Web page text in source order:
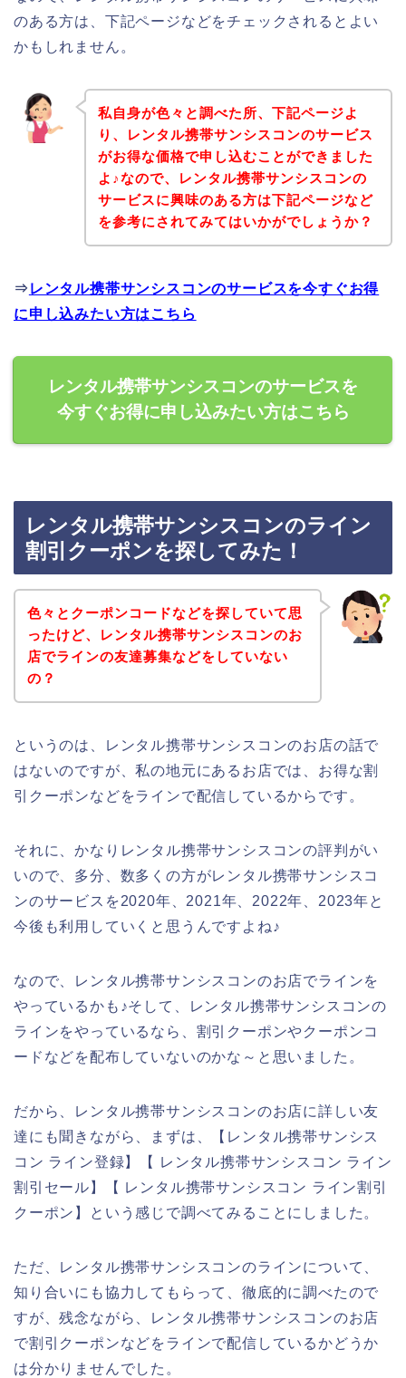
のある方は、下記ページなどをチェックされるとよい
かもしれません。
私自身が色々と調べた所、下記ページよ
り、レンタル携帯サンシスコンのサービス
がお得な価格で申し込むことができました
よ♪なので、レンタル携帯サンシスコンの
サービスに興味のある方は下記ページなど
を参考にされてみてはいかがでしょうか？
⇒ レンタル携帯サンシスコンのサービスを今すぐお得
に申し込みたい方はこちら
レンタル携帯サンシスコンのサービスを
今すぐお得に申し込みたい方はこちら
レンタル携帯サンシスコンのライン
割引クーポンを探してみた！
色々とクーポンコードなどを探していて思
ったけど、レンタル携帯サンシスコンのお
店でラインの友達募集などをしていない
の？
というのは、レンタル携帯サンシスコンのお店の話で
はないのですが、私の地元にあるお店では、お得な割
引クーポンなどをラインで配信しているからです。
それに、かなりレンタル携帯サンシスコンの評判がい
いので、多分、数多くの方がレンタル携帯サンシスコ
ンのサービスを2020年、2021年、2022年、2023年と
今後も利用していくと思うんですよね♪
なので、レンタル携帯サンシスコンのお店でラインを
やっているかも♪そして、レンタル携帯サンシスコンの
ラインをやっているなら、割引クーポンやクーポンコ
ードなどを配布していないのかな～と思いました。
だから、レンタル携帯サンシスコンのお店に詳しい友
達にも聞きながら、まずは、【レンタル携帯サンシス
コン ライン登録】【 レンタル携帯サンシスコン ライン
割引セール】【 レンタル携帯サンシスコン ライン割引
クーポン】という感じで調べてみることにしました。
ただ、レンタル携帯サンシスコンのラインについて、
知り合いにも協力してもらって、徹底的に調べたので
すが、残念ながら、レンタル携帯サンシスコンのお店
で割引クーポンなどをラインで配信しているかどうか
は分かりませんでした。